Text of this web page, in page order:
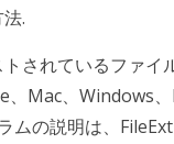
.
されているファイ
、Mac、Windows
ムの説明は、